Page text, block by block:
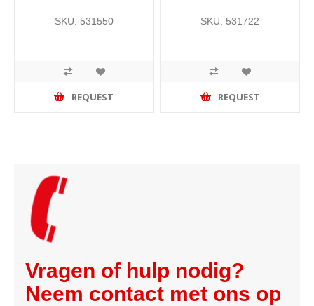
SKU: 531550
REQUEST
SKU: 531722
REQUEST
Vragen of hulp nodig?
Neem contact met ons op